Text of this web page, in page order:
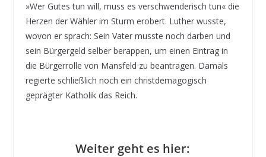
»Wer Gutes tun will, muss es verschwenderisch tun« die
Herzen der Wähler im Sturm erobert. Luther wusste,
wovon er sprach: Sein Vater musste noch darben und
sein Bürgergeld selber berappen, um einen Eintrag in
die Bürgerrolle von Mansfeld zu beantragen. Damals
regierte schließlich noch ein christdemagogisch
geprägter Katholik das Reich.
Weiter geht es hier: